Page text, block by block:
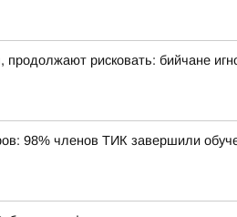
рисковать: бийчане
98% членов ТИК завершили